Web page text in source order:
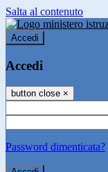
Salta al contenuto
Accedi
Accedi
button close ×
Password dimenticata?